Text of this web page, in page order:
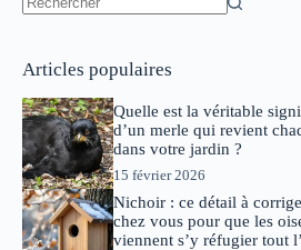
Articles populaires
Quelle est la véritable
d’un merle qui revient
dans votre jardin ?
15 février 2026
Nichoir : ce détail à
chez vous pour que les
viennent s’y réfugier tout